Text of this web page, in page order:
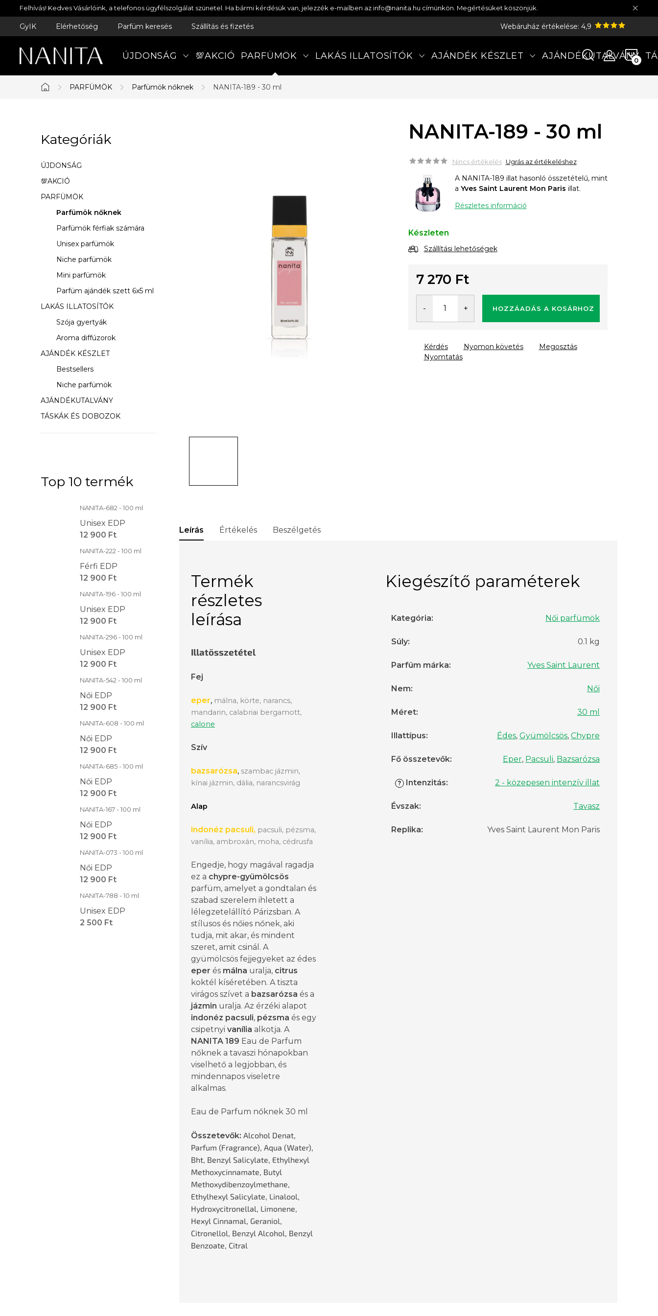
Ugrás
a
Felhívás! Kedves Vásárlóink, a telefonos ügyfélszolgálat szünetel. Ha bármi kérdésük van, jelezzék e-mailben az info@nanita.hu címünkön. Megértésüket köszönjük.
GyIK Elérhetőség Parfüm keresés Szállítás és fizetés Webáruház értékelése: 4,9
ÚJDONSÁG 💯AKCIÓ PARFÜMÖK LAKÁS ILLATOSÍTÓK AJÁNDÉK KÉSZLET AJÁNDÉKUTALVÁNY
Kezdőlap
PARFÜMÖK Parfümök nőknek NANITA-189 - 30 ml
l
d
a
l
n
Kategóriák
átugrása
Kategóriák
ÚJDONSÁG
💯AKCIÓ
PARFÜMÖK
Parfümök nőknek
Parfümök férfiak számára
Unisex parfümök
Niche parfümök
Mini parfümök
Parfüm ajándék szett 6x5 ml
LAKÁS ILLATOSÍTÓK
Szója gyertyák
Aroma diffúzorok
AJÁNDÉK KÉSZLET
Bestsellers
Niche parfümök
AJÁNDÉKUTALVÁNY
TÁSKÁK ÉS DOBOZOK
Top 10 termék
NANITA-682 - 100 ml
Unisex EDP
12 900 Ft
NANITA-222 - 100 ml
Férfi EDP
12 900 Ft
NANITA-196 - 100 ml
Unisex EDP
12 900 Ft
NANITA-296 - 100 ml
Unisex EDP
12 900 Ft
NANITA-542 - 100 ml
Női EDP
12 900 Ft
NANITA-608 - 100 ml
Női EDP
12 900 Ft
NANITA-685 - 100 ml
Női EDP
12 900 Ft
NANITA-167 - 100 ml
Női EDP
12 900 Ft
NANITA-073 - 100 ml
Női EDP
12 900 Ft
NANITA-788 - 10 ml
Unisex EDP
2 500 Ft
NANITA-189 - 30 ml
Nincs értékelés Ugrás az értékeléshez
A NANITA-189 illat hasonló összetételű, mint
a Yves Saint Laurent Mon Paris illat.
Részletes információ
Készleten
Szállítási lehetőségek
7 270 Ft
HOZZÁADÁS A KOSÁRHOZ
Nyomtatás
Kérdés Nyomon követés Megosztás
Leírás Értékelés Beszélgetés
Termék
részletes
leírása
Illatösszetétel
Fej
eper, málna, körte, narancs,
mandarin, calabriai bergamott,
calone
Szív
bazsarózsa, szambac jázmin,
kínai jázmin, dália, narancsvirág
Alap
indonéz pacsuli, pacsuli, pézsma,
vanília, ambroxán, moha, cédrusfa
Engedje, hogy magával ragadja
ez a chypre-gyümölcsös
parfüm, amelyet a gondtalan és
szabad szerelem ihletett a
lélegzetelállító Párizsban. A
stílusos és nőies nőnek, aki
tudja, mit akar, és mindent
szeret, amit csinál. A
gyümölcsös fejjegyeket az édes
eper és málna uralja, citrus
koktél kíséretében. A tiszta
virágos szívet a bazsarózsa és a
jázmin uralja. Az érzéki alapot
indonéz pacsuli, pézsma és egy
csipetnyi vanília alkotja. A
NANITA 189 Eau de Parfum
nőknek a tavaszi hónapokban
viselhető a legjobban, és
mindennapos viseletre
alkalmas.
Eau de Parfum nőknek 30 ml
Összetevők: Alcohol Denat,
Parfum (Fragrance), Aqua (Water),
Bht, Benzyl Salicylate, Ethylhexyl
Methoxycinnamate, Butyl
Methoxydibenzoylmethane,
Ethylhexyl Salicylate, Linalool,
Hydroxycitronellal, Limonene,
Hexyl Cinnamal, Geraniol,
Citronellol, Benzyl Alcohol, Benzyl
Benzoate, Citral
Kiegészítő paraméterek
Kategória: Női parfümök
Súly: 0.1 kg
Parfüm márka: Yves Saint Laurent
Nem: Női
Méret: 30 ml
Illattípus: Édes, Gyümölcsös, Chypre
Fő összetevők: Eper, Pacsuli, Bazsarózsa
? Intenzitás: 2 - közepesen intenzív illat
Évszak: Tavasz
Replika: Yves Saint Laurent Mon Paris